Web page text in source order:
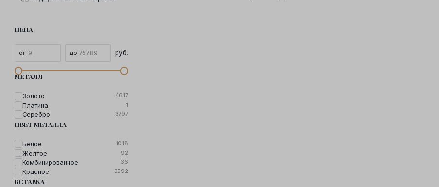
ЦЕНА
руб.
МЕТАЛЛ
Золото 4617
Платина 1
Серебро 3797
ЦВЕТ МЕТАЛЛА
Белое 1018
Желтое 92
Комбинированное 36
Красное 3592
ВСТАВКА